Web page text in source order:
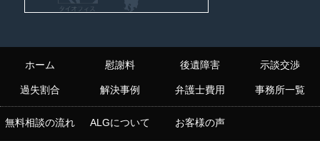
ホーム 慰謝料 後遺障害 示談交渉
過失割合 解決事例 弁護士費用 事務所一覧
無料相談の流れ ALGについて お客様の声